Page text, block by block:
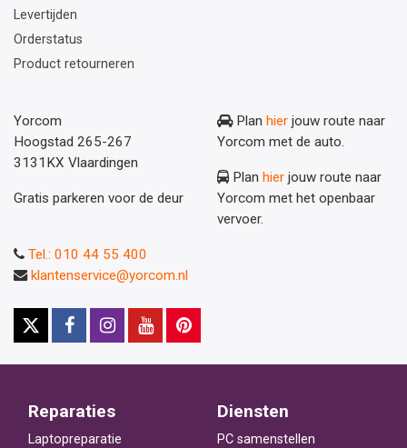
Levertijden
Orderstatus
Product retourneren
Yorcom
Hoogstad 265-267
3131KX Vlaardingen
Gratis parkeren voor de deur
Plan hier jouw route naar
Yorcom met de auto.
Plan hier jouw route naar
Yorcom met het openbaar
vervoer.
Tel.: 010 44 55 400
klantenservice@yorcom.nl
Reparaties
Laptopreparatie
Diensten
PC samenstellen